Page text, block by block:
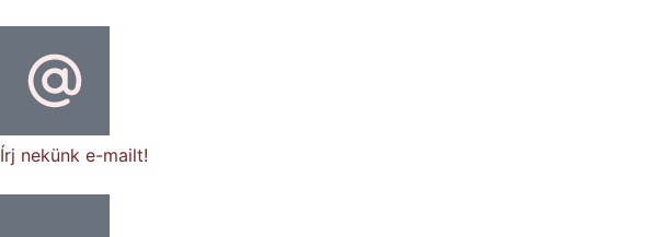
Írj nekünk e-mailt!